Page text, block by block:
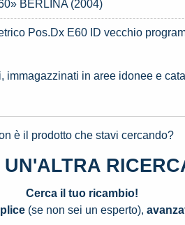
BERLINA (2004)
Pos.Dx E60 ID vecchio
in aree idonee e
è il prodotto che stavi cercando?
UN'ALTRA
Cerca il tuo ricambio!
(se non sei un esperto),